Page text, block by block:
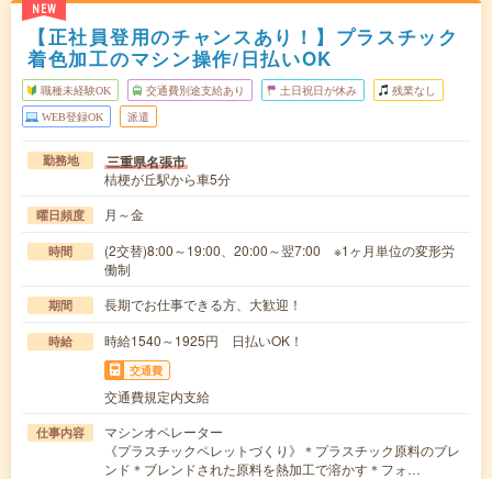
NEW
【正社員登用のチャンスあり！】プラスチック
着色加工のマシン操作/日払いOK
職種未経験OK 交通費別途支給あり 土日祝日が休み 残業なし
WEB登録OK 派遣
勤務地 三重県名張市
桔梗が丘駅から車5分
曜日頻度 月～金
時間
(2交替)8:00～19:00、20:00～翌7:00 ※1ヶ月単位の変形労
働制
期間 長期でお仕事できる方、大歓迎！
時給 時給1540～1925円 日払いOK！
交通費
交通費規定内支給
仕事内容
マシンオペレーター
《プラスチックペレットづくり》＊プラスチック原料のブレ
ンド＊ブレンドされた原料を熱加工で溶かす＊フォ…